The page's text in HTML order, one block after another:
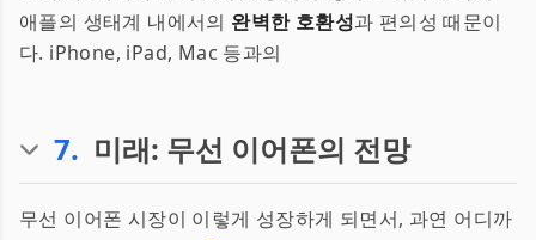
애플의 생태계 내에서의 완벽한 호환성과 편의성 때문이
다. iPhone, iPad, Mac 등과의
7. 미래: 무선 이어폰의 전망
무선 이어폰 시장이 이렇게 성장하게 되면서, 과연 어디까